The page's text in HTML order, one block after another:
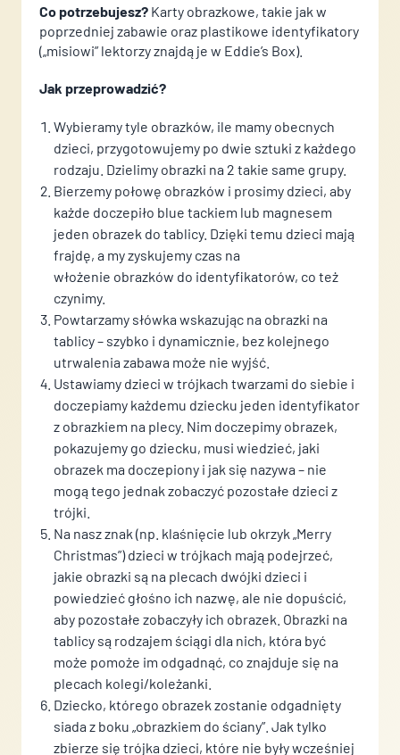
Co potrzebujesz? Karty obrazkowe, takie jak w
poprzedniej zabawie oraz plastikowe identyfikatory
(„misiowi” lektorzy znajdą je w Eddie’s Box).
Jak przeprowadzić?
Wybieramy tyle obrazków, ile mamy obecnych
dzieci, przygotowujemy po dwie sztuki z każdego
rodzaju. Dzielimy obrazki na 2 takie same grupy.
Bierzemy połowę obrazków i prosimy dzieci, aby
każde doczepiło blue tackiem lub magnesem
jeden obrazek do tablicy. Dzięki temu dzieci mają
frajdę, a my zyskujemy czas na
włożenie obrazków do identyfikatorów, co też
czynimy.
Powtarzamy słówka wskazując na obrazki na
tablicy – szybko i dynamicznie, bez kolejnego
utrwalenia zabawa może nie wyjść.
Ustawiamy dzieci w trójkach twarzami do siebie i
doczepiamy każdemu dziecku jeden identyfikator
z obrazkiem na plecy. Nim doczepimy obrazek,
pokazujemy go dziecku, musi wiedzieć, jaki
obrazek ma doczepiony i jak się nazywa – nie
mogą tego jednak zobaczyć pozostałe dzieci z
trójki.
Na nasz znak (np. klaśnięcie lub okrzyk „Merry
Christmas”) dzieci w trójkach mają podejrzeć,
jakie obrazki są na plecach dwójki dzieci i
powiedzieć głośno ich nazwę, ale nie dopuścić,
aby pozostałe zobaczyły ich obrazek. Obrazki na
tablicy są rodzajem ściągi dla nich, która być
może pomoże im odgadnąć, co znajduje się na
plecach kolegi/koleżanki.
Dziecko, którego obrazek zostanie odgadnięty
siada z boku „obrazkiem do ściany”. Jak tylko
zbierze się trójka dzieci, które nie były wcześniej